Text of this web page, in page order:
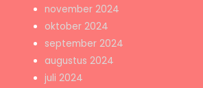
november 2024
oktober 2024
september 2024
augustus 2024
juli 2024